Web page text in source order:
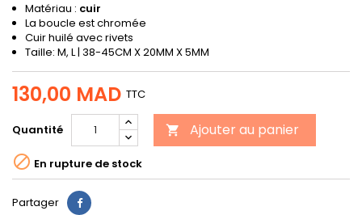
Matériau : cuir
La boucle est chromée
Cuir huilé avec rivets
Taille: M, L | 38-45CM X 20MM X 5MM
130,00 MAD TTC
Quantité  Ajouter au panier
 En rupture de stock
Partager Partager